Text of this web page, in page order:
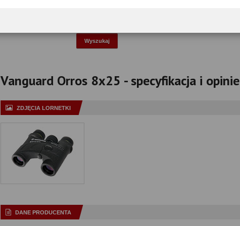
Vanguard Orros 8x25 - specyfikacja i opinie
ZDJĘCIA LORNETKI
DANE PRODUCENTA